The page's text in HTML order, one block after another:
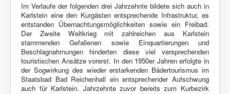
Im Verlaufe der folgenden drei Jahrzehnte bildete sich auch in
Karlstein eine den Kurgästen entsprechende Infrastruktur, es
entstanden Übernachtungsmöglichkeiten sowie ein Freibad.
Der Zweite Weltkrieg mit zahlreichen aus Karlstein
stammenden Gefallenen sowie Einquartierungen und
Beschlagnahmungen hinderten diese viel versprechenden
touristischen Ansätze vorerst. In den 1950er Jahren erfolgte in
der Sogwirkung des wieder erstarkenden Bädertourismus im
Staatsbad Bad Reichenhall ein entsprechender Aufschwung
auch für Karlstein. Jahrzehnte zuvor bereits zum Kurbezirk